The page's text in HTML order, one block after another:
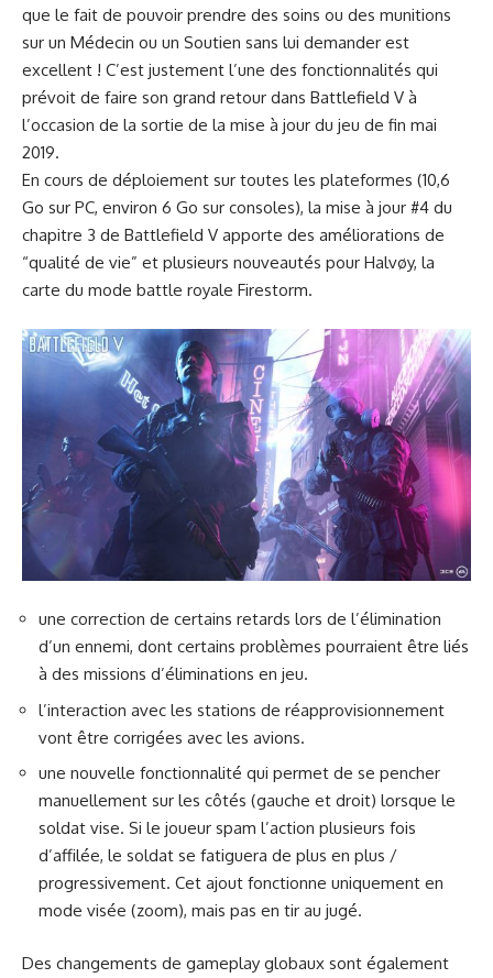
que le fait de pouvoir prendre des soins ou des munitions
sur un Médecin ou un Soutien sans lui demander est
excellent ! C’est justement l’une des fonctionnalités qui
prévoit de faire son grand retour dans Battlefield V à
l’occasion de la sortie de la mise à jour du jeu de fin mai
2019.
En cours de déploiement sur toutes les plateformes (10,6
Go sur PC, environ 6 Go sur consoles), la mise à jour #4 du
chapitre 3 de Battlefield V apporte des améliorations de
“qualité de vie” et plusieurs nouveautés pour Halvøy, la
carte du mode battle royale Firestorm.
une correction de certains retards lors de l’élimination
d’un ennemi, dont certains problèmes pourraient être liés
à des missions d’éliminations en jeu.
l’interaction avec les stations de réapprovisionnement
vont être corrigées avec les avions.
une nouvelle fonctionnalité qui permet de se pencher
manuellement sur les côtés (gauche et droit) lorsque le
soldat vise. Si le joueur spam l’action plusieurs fois
d’affilée, le soldat se fatiguera de plus en plus /
progressivement. Cet ajout fonctionne uniquement en
mode visée (zoom), mais pas en tir au jugé.
Des changements de gameplay globaux sont également